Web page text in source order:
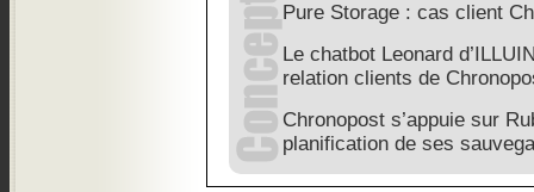
Pure Storage : cas client
Le chatbot Leonard
relation clients de
Chronopost s’appuie sur
planification de ses